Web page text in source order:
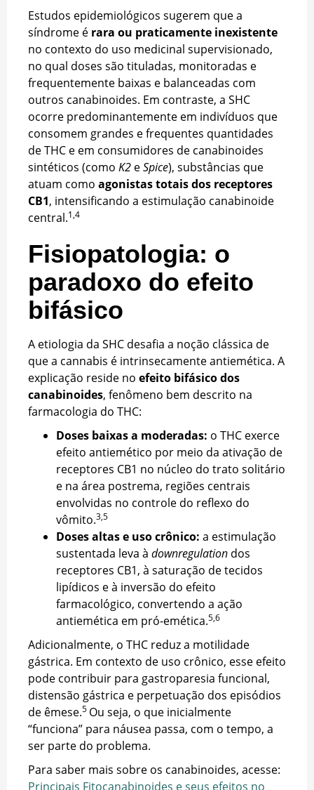
Estudos epidemiológicos sugerem que a
síndrome é rara ou praticamente inexistente
no contexto do uso medicinal supervisionado,
no qual doses são tituladas, monitoradas e
frequentemente baixas e balanceadas com
outros canabinoides. Em contraste, a SHC
ocorre predominantemente em indivíduos que
consomem grandes e frequentes quantidades
de THC e em consumidores de canabinoides
sintéticos (como K2 eSpice), substâncias que
atuam como agonistas totais dos receptores
CB1, intensificando a estimulação canabinoide
central.1,4
Fisiopatologia: o
paradoxo do efeito
bifásico
A etiologia da SHC desafia a noção clássica de
que a cannabis é intrinsecamente antiemética. A
explicação reside no efeito bifásico dos
canabinoides, fenômeno bem descrito na
farmacologia do THC:
Doses baixas a moderadas: o THC exerce
efeito antiemético por meio da ativação de
receptores CB1 no núcleo do trato solitário
e na área postrema, regiões centrais
envolvidas no controle do reflexo do
vômito.3,5
Doses altas e uso crônico: a estimulação
sustentada leva à downregulation dos
receptores CB1, à saturação de tecidos
lipídicos e à inversão do efeito
farmacológico, convertendo a ação
antiemética em pró-emética.5,6
Adicionalmente, o THC reduz a motilidade
gástrica. Em contexto de uso crônico, esse efeito
pode contribuir para gastroparesia funcional,
distensão gástrica e perpetuação dos episódios
de êmese.5 Ou seja, o que inicialmente
“funciona” para náusea passa, com o tempo, a
ser parte do problema.
Para saber mais sobre os canabinoides, acesse:
Principais Fitocanabinoides e seus efeitos no